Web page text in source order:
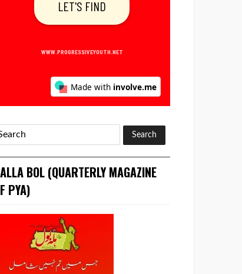
BOL (QUARTERLY MAGAZINE
PYA)